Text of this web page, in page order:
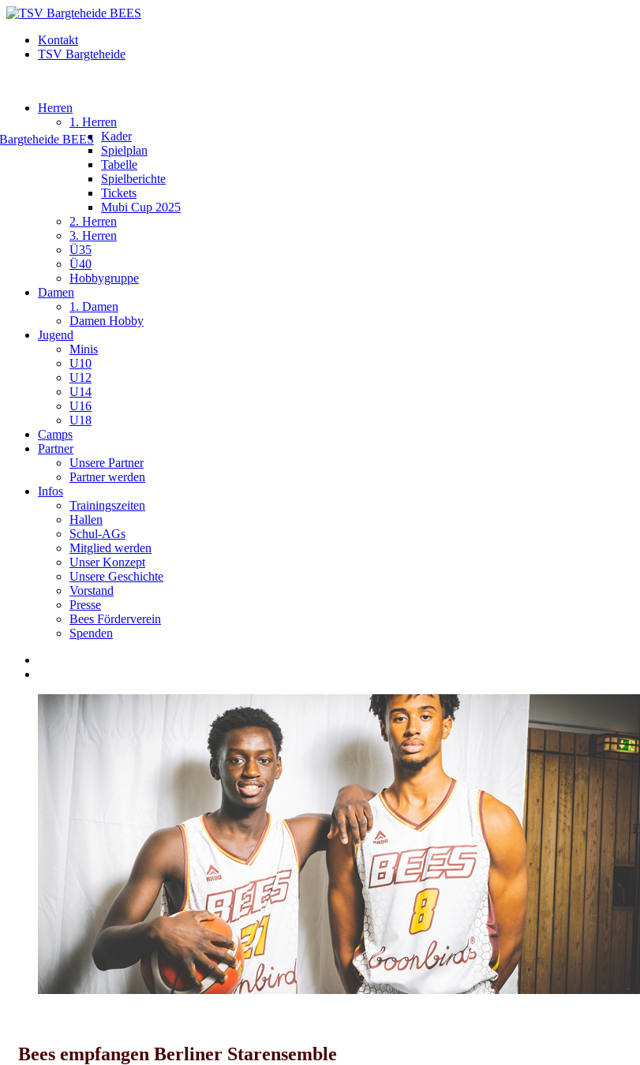
Kontakt
TSV Bargteheide
Herren
1. Herren
Kader
Spielplan
Tabelle
Spielberichte
Tickets
Mubi Cup 2025
2. Herren
3. Herren
Ü35
Ü40
Hobbygruppe
Damen
1. Damen
Damen Hobby
Jugend
Minis
U10
U12
U14
U16
U18
Camps
Partner
Unsere Partner
Partner werden
Infos
Trainingszeiten
Hallen
Schul-AGs
Mitglied werden
Unser Konzept
Unsere Geschichte
Vorstand
Presse
Bees Förderverein
Spenden
Bees empfangen Berliner Starensemble